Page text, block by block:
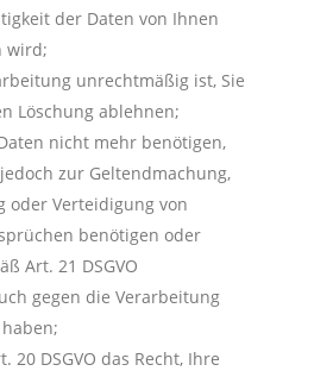
der Daten von Ihnen
wird;
unrechtmäßig ist, Sie
Löschung ablehnen;
nicht mehr benötigen,
zur Geltendmachung,
oder Verteidigung von
benötigen oder
Art. 21 DSGVO
gegen die Verarbeitung
20 DSGVO das Recht, Ihre